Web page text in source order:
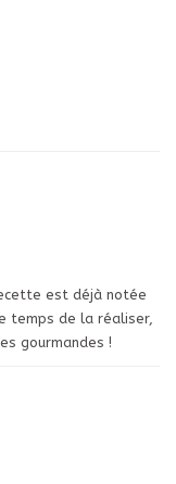
est déjà notée
temps de la réaliser,
gourmandes !